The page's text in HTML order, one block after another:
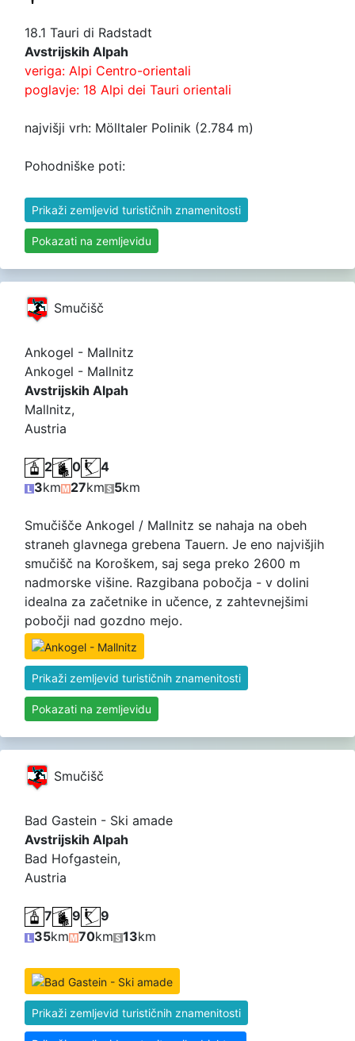
18.1 Tauri di Radstadt
Avstrijskih Alpah
veriga: Alpi Centro-orientali
poglavje: 18 Alpi dei Tauri orientali
najvišji vrh: Mölltaler Polinik (2.784 m)
Pohodniške poti:
Prikaži zemljevid turističnih znamenitosti
Pokazati na zemljevidu
Smučišč
Ankogel - Mallnitz
Ankogel - Mallnitz
Avstrijskih Alpah
Mallnitz,
Austria
2 0
4
3km 27km 5km
Smučišče Ankogel / Mallnitz se nahaja na obeh
straneh glavnega grebena Tauern. Je eno najvišjih
smučišč na Koroškem, saj sega preko 2600 m
nadmorske višine. Razgibana pobočja - v dolini
idealna za začetnike in učence, z zahtevnejšimi
pobočji nad gozdno mejo.
Prikaži zemljevid turističnih znamenitosti
Pokazati na zemljevidu
Smučišč
Bad Gastein - Ski amade
Avstrijskih Alpah
Bad Hofgastein,
Austria
7 9
9
35km 70km 13km
Prikaži zemljevid turističnih znamenitosti